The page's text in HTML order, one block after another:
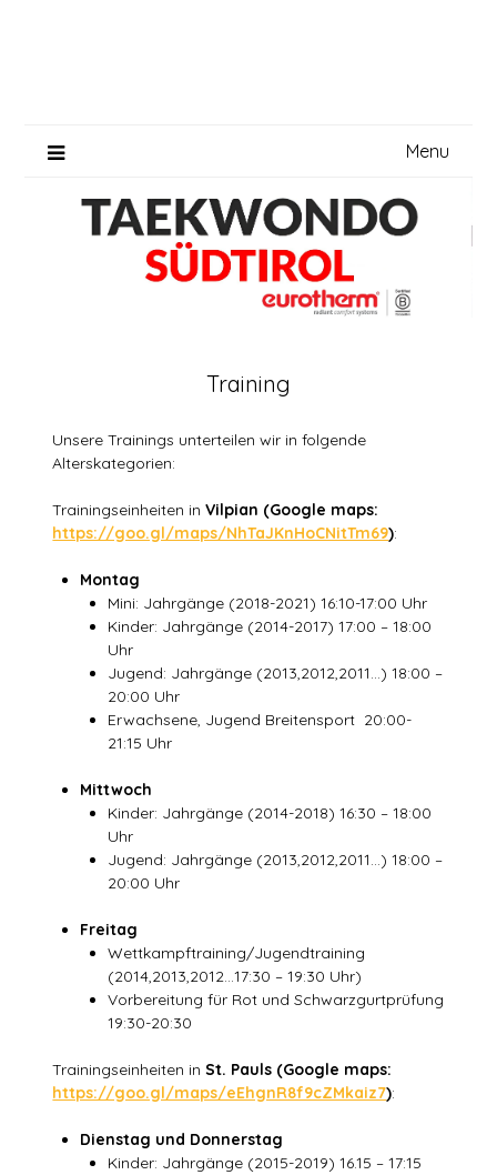
Menu
Training
Unsere Trainings unterteilen wir in folgende
Alterskategorien:
Trainingseinheiten inVilpian (Google maps:
https://goo.gl/maps/NhTaJKnHoCNitTm69):
Montag
Mini: Jahrgänge (2018-2021) 16:10-17:00 Uhr
Kinder: Jahrgänge (2014-2017) 17:00 – 18:00
Uhr
Jugend: Jahrgänge (2013,2012,2011…) 18:00 –
20:00 Uhr
Erwachsene, Jugend Breitensport 20:00-
21:15 Uhr
Mittwoch
Kinder: Jahrgänge (2014-2018) 16:30 – 18:00
Uhr
Jugend: Jahrgänge (2013,2012,2011…) 18:00 –
20:00 Uhr
Freitag
Wettkampftraining/Jugendtraining
(2014,2013,2012…17:30 – 19:30 Uhr)
Vorbereitung für Rot und Schwarzgurtprüfung
19:30-20:30
Trainingseinheiten inSt. Pauls (Google maps:
https://goo.gl/maps/eEhgnR8f9cZMkaiz7):
Dienstag und Donnerstag
Kinder: Jahrgänge (2015-2019) 16.15 – 17:15